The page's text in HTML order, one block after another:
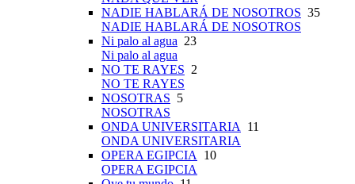
NADIE HABLARÁ DE NOSOTROS 35
NADIE HABLARÁ DE NOSOTROS
Ni palo al agua 23
Ni palo al agua
NO TE RAYES 2
NO TE RAYES
NOSOTRAS 5
NOSOTRAS
ONDA UNIVERSITARIA 11
ONDA UNIVERSITARIA
OPERA EGIPCIA 10
OPERA EGIPCIA